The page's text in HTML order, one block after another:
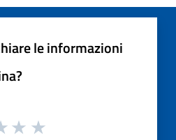
le informazioni